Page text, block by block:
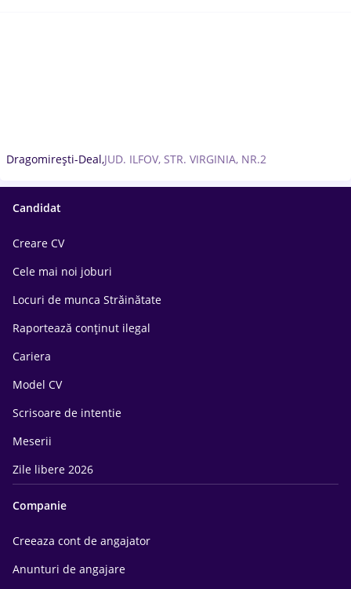
Dragomirești-Deal,JUD. ILFOV, STR. VIRGINIA, NR.2
Candidat
Creare CV
Cele mai noi joburi
Locuri de munca Străinătate
Raportează conținut ilegal
Cariera
Model CV
Scrisoare de intentie
Meserii
Zile libere 2026
Companie
Creeaza cont de angajator
Anunturi de angajare